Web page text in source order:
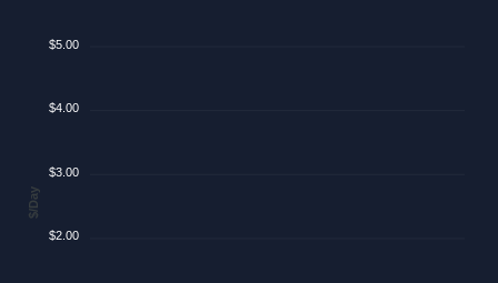
$5.00
$4.00
$3.00
$2.00
$/Day